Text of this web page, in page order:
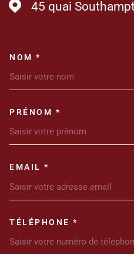
45 quai
NOM *
PRÉNOM *
EMAIL *
TÉLÉPHONE *